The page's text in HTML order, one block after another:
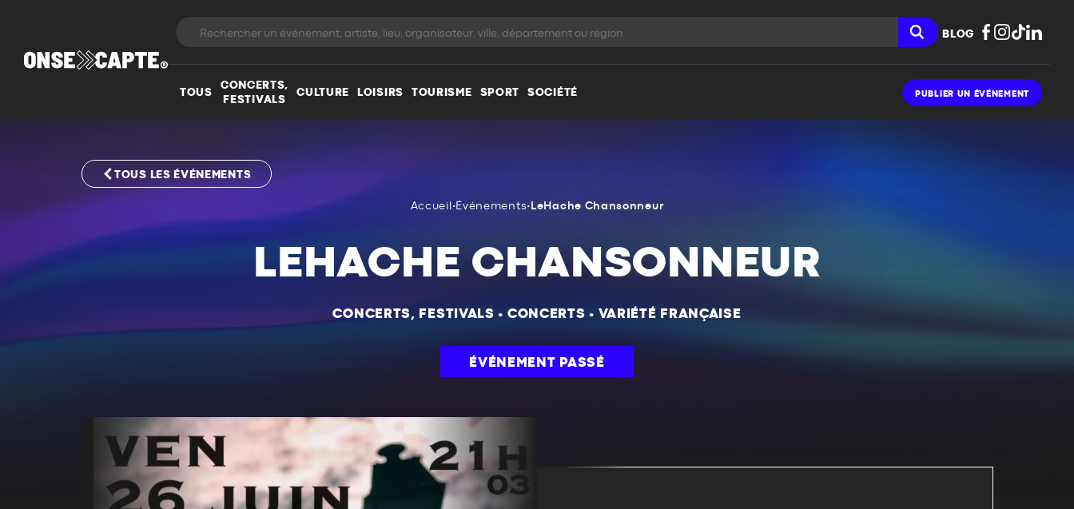
BLOG
TOUS
CONCERTS,
FESTIVALS
CULTURE LOISIRS TOURISME SPORT SOCIÉTÉ PUBLIER UN ÉVÉNEMENT
TOUS LES ÉVÉNEMENTS
Accueil •Événements• LeHache Chansonneur
LEHACHE CHANSONNEUR
CONCERTS, FESTIVALS • CONCERTS • VARIÉTÉ FRANÇAISE
ÉVÉNEMENT PASSÉ